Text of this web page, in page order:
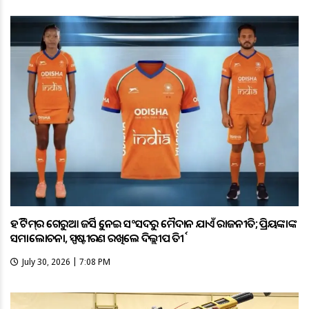
ହକି ଟିମ୍‌ର ଗେରୁଆ ଜର୍ସିକୁ ନେଇ ସଂସଦରୁ ମୈଦାନ ଯାଏଁ ରାଜନୀତି; ପ୍ରିୟଙ୍କାଙ୍କ
ସମାଲୋଚନା, ସ୍ପଷ୍ଟୀକରଣ ରଖିଲେ ଦିଲ୍ଲୀପ ତିର୍କୀ
July 30, 2026 | 7:08 PM